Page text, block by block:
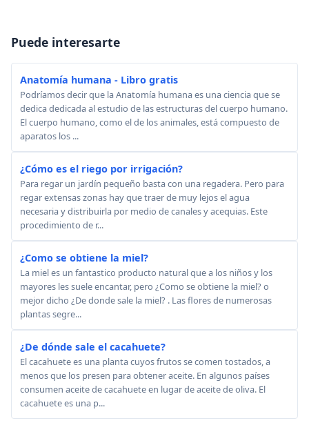
Puede interesarte
Anatomía humana - Libro gratis
Podríamos decir que la Anatomía humana es una ciencia que se
dedica dedicada al estudio de las estructuras del cuerpo humano.
El cuerpo humano, como el de los animales, está compuesto de
aparatos los ...
¿Cómo es el riego por irrigación?
Para regar un jardín pequeño basta con una regadera. Pero para
regar extensas zonas hay que traer de muy lejos el agua
necesaria y distribuirla por medio de canales y acequias. Este
procedimiento de r...
¿Como se obtiene la miel?
La miel es un fantastico producto natural que a los niños y los
mayores les suele encantar, pero ¿Como se obtiene la miel? o
mejor dicho ¿De donde sale la miel? . Las flores de numerosas
plantas segre...
¿De dónde sale el cacahuete?
El cacahuete es una planta cuyos frutos se comen tostados, a
menos que los presen para obtener aceite. En algunos países
consumen aceite de cacahuete en lugar de aceite de oliva. El
cacahuete es una p...